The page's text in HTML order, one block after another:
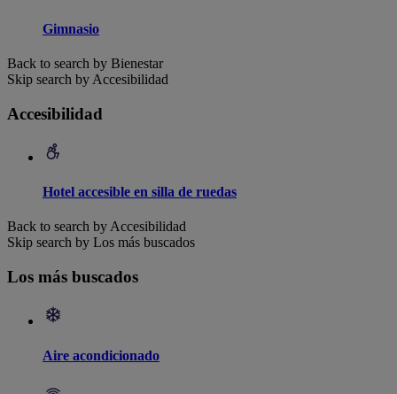
Gimnasio
Back to search by Bienestar
Skip search by Accesibilidad
Accesibilidad
Hotel accesible en silla de ruedas
Back to search by Accesibilidad
Skip search by Los más buscados
Los más buscados
Aire acondicionado